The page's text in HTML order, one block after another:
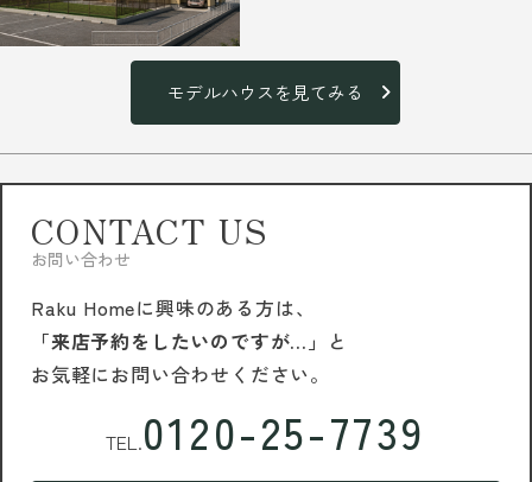
モデルハウスを見てみる
CONTACT US
お問い合わせ
Raku Homeに興味のある方は、
「来店予約をしたいのですが…」 と
お気軽にお問い合わせください。
TEL.0120-25-7739